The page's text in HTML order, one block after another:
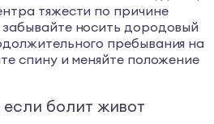
тяжести по причине
носить дородовый
пребывания на
спину и меняйте положение
если болит живот